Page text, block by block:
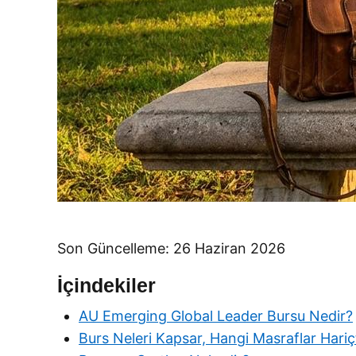
Son Güncelleme: 26 Haziran 2026
İçindekiler
AU Emerging Global Leader Bursu Nedir?
Burs Neleri Kapsar, Hangi Masraflar